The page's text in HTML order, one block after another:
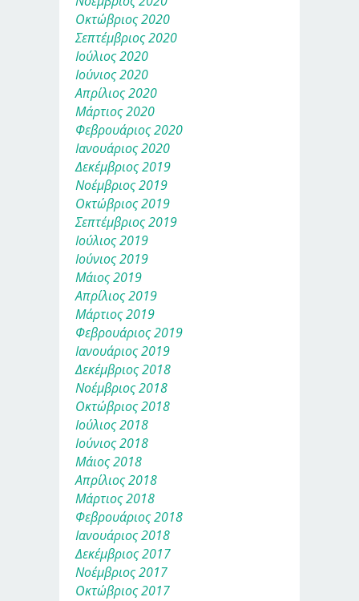
Οκτώβριος 2020
Σεπτέμβριος 2020
Ιούλιος 2020
Ιούνιος 2020
Απρίλιος 2020
Μάρτιος 2020
Φεβρουάριος 2020
Ιανουάριος 2020
Δεκέμβριος 2019
Νοέμβριος 2019
Οκτώβριος 2019
Σεπτέμβριος 2019
Ιούλιος 2019
Ιούνιος 2019
Μάιος 2019
Απρίλιος 2019
Μάρτιος 2019
Φεβρουάριος 2019
Ιανουάριος 2019
Δεκέμβριος 2018
Νοέμβριος 2018
Οκτώβριος 2018
Ιούλιος 2018
Ιούνιος 2018
Μάιος 2018
Απρίλιος 2018
Μάρτιος 2018
Φεβρουάριος 2018
Ιανουάριος 2018
Δεκέμβριος 2017
Νοέμβριος 2017
Οκτώβριος 2017